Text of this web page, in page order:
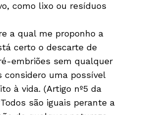
como lixo ou resíduos
a qual me proponho a
certo o descarte de
embriões sem qualquer
considero uma possível
à vida. (Artigo nº5 da
são iguais perante a